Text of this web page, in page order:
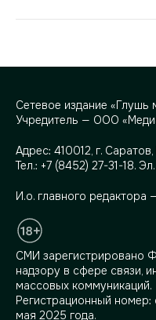
Сетевое издание «Глушь
Учредитель — ООО
Адрес: 410012, г.
Тел.: +7 (8452) 27-31-18.
И.о. главного редактора
СМИ зарегистрировано
надзору в сфере связи,
массовых коммуникаций.
Регистрационный
мая 2025 года.